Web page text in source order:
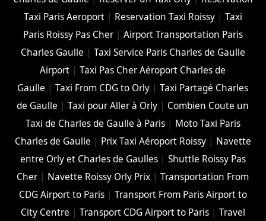
Taxi Paris Aeroport| Reservation Taxi Roissy| Taxi
Paris Roissy Pas Cher| Airport Transportation Paris
Charles Gaulle | Taxi Service Paris Charles de Gaulle
Airport |Taxi Pas Cher Aéroport Charles de
Gaulle |Taxi From CDG to Orly |Taxi Partagé Charles
de Gaulle |Taxi pour Aller à Orly | Combien Coute un
Taxi de Charles de Gaulle à Paris| Moto Taxi Paris
Charles de Gaulle | Prix Taxi Aéroport Roissy| Navette
entre Orly et Charles de Gaulles| Shuttle Roissy Pas
Cher | Navette Roissy Orly Prix |Transportation From
CDG Airport to Paris| Transport From Paris Airport to
City Centre | Transport CDG Airport to Paris| Travel